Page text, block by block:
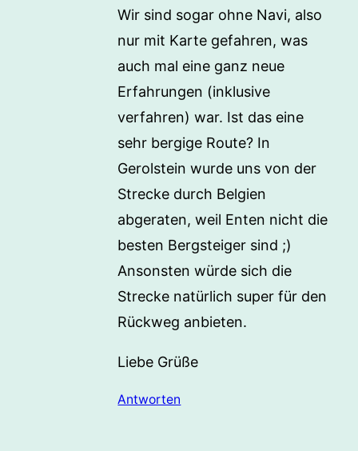
Wir sind sogar ohne Navi, also
nur mit Karte gefahren, was
auch mal eine ganz neue
Erfahrungen (inklusive
verfahren) war. Ist das eine
sehr bergige Route? In
Gerolstein wurde uns von der
Strecke durch Belgien
abgeraten, weil Enten nicht die
besten Bergsteiger sind ;)
Ansonsten würde sich die
Strecke natürlich super für den
Rückweg anbieten.
Liebe Grüße
Antworten